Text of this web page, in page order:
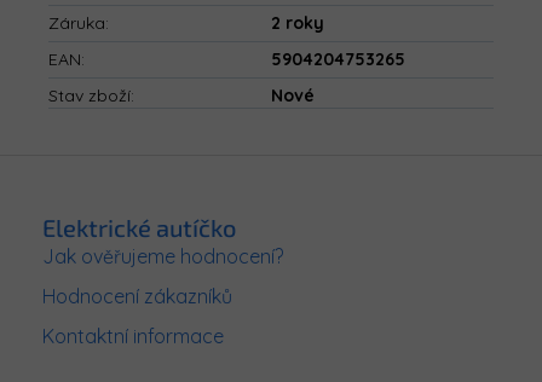
Záruka:
2 roky
EAN:
5904204753265
Stav zboží: Nové
Elektrické autíčko
Jak ověřujeme hodnocení?
Hodnocení zákazníků
Kontaktní informace